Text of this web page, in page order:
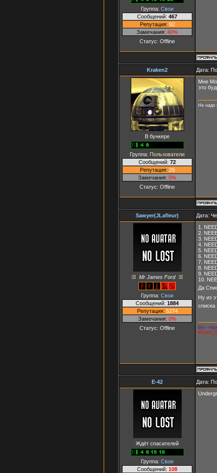
Группа: Свои
Сообщений: 467
Репутация: 92
Замечания: 40%
Статус: Offline
Kraken2 Дата:
В бункере
Группа: Пользователи
Сообщений: 72
Репутация: 26
Замечания: 0%
Статус: Offline
Мне
это
Не надо
Sawyer(JLafleur) Дата:
Mr James Ford
Группа: Свои
Сообщений: 1884
Репутация: 5274
Замечания: 0%
Статус: Offline
1.
2.
3.
4.
5.
6.
7.
8.
9.
10.
Да
Ну из
Bro -
E-42 Дата:
Ждёт спасателей
Группа: Свои
Сообщений: 108